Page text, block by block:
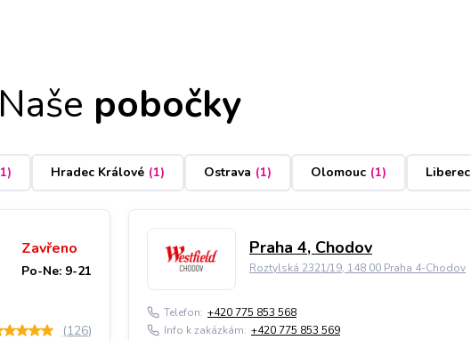
Naše pobočky
1) Hradec Králové (1) Ostrava (1) Olomouc (1) Liberec
Zavřeno
Po-Ne: 9-21
(126)
Praha 4, Chodov
Roztylská 2321/19, 148 00 Praha 4-Chodov
Telefon: +420 775 853 568
Info k zakázkám: +420 775 853 569